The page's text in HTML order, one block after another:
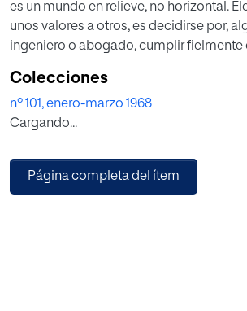
es un mundo en relieve, no horizontal.
unos valores a otros, es decidirse por,
ingeniero o abogado, cumplir fielmente
un tipo de espectáculo u otro es estar
posponiendo determinados valores y
personal escala. Nadie escapa a esta
definido su perfil en la historia por los
colocado en la cima y por los que ha
Colecciones
nº 101, enero-marzo 1968
Cargando...
Página completa del ítem